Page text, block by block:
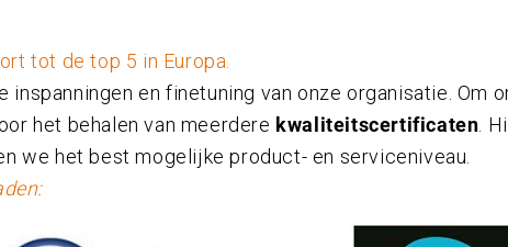
tot de top 5 in Europa.
inspanningen en finetuning van onze organisatie. Om
het behalen van meerdere kwaliteitscertificaten .
we het best mogelijke product- en serviceniveau.